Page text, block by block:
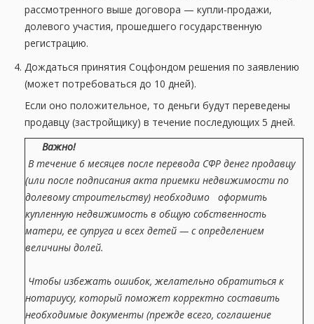
рассмотренного выше договора — купли-продажи,
долевого участия, прошедшего государственную
регистрацию.
Дождаться принятия Соцфондом решения по заявлению
(может потребоваться до 10 дней).
Если оно положительное, то деньги будут переведены
продавцу (застройщику) в течение последующих 5 дней.
Важно!
В течение 6 месяцев после перевода СФР денег продавцу
(или после подписания акта приемки недвижимости по
долевому строительству) необходимо оформить
купленную недвижимость в общую собственность
матери, ее супруга и всех детей — с определением
величины долей.
Чтобы избежать ошибок, желательно обратиться к
нотариусу, который поможет корректно составить
необходимые документы (прежде всего, соглашение